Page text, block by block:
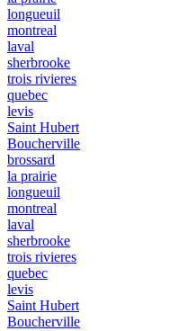
longueuil
montreal
laval
sherbrooke
trois rivieres
quebec
levis
Saint Hubert
Boucherville
brossard
la prairie
longueuil
montreal
laval
sherbrooke
trois rivieres
quebec
levis
Saint Hubert
Boucherville